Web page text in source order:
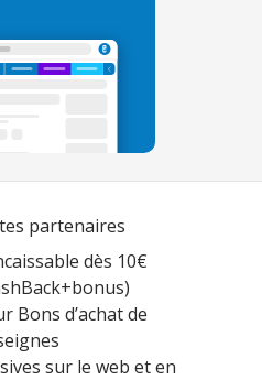
partenaires
dès 10€
Bons d’achat de
sur le web et en